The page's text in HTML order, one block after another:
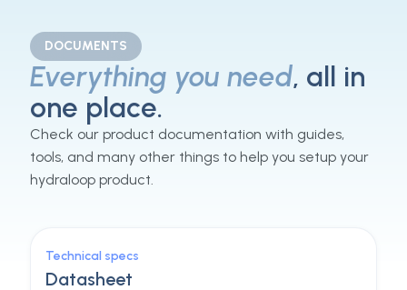
DOCUMENTS
Everything you need, all in
one place.
Check our product documentation with guides,
tools, and many other things to help you setup your
hydraloop product.
Technical specs
Datasheet